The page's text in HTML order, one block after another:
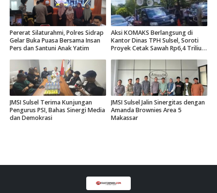
Pererat Silaturahmi, Polres Sidrap
Gelar Buka Puasa Bersama Insan
Pers dan Santuni Anak Yatim
Aksi KOMAKS Berlangsung di
Kantor Dinas TPH Sulsel, Soroti
Proyek Cetak Sawah Rp6,4 Triliun
JMSI Sulsel Terima Kunjungan
Pengurus PSI, Bahas Sinergi Media
dan Demokrasi
JMSI Sulsel Jalin Sinergitas dengan
Amanda Brownies Area 5
Makassar